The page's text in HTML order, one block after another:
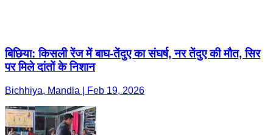
बिछिया: किसली रेंज में बाघ-तेंदुए का संघर्ष, नर तेंदुए की मौत, सिर
पर मिले दांतों के निशान
Bichhiya, Mandla | Feb 19, 2026